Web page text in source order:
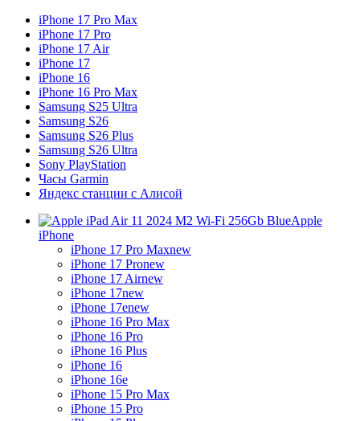
iPhone 17 Pro Max
iPhone 17 Pro
iPhone 17 Air
iPhone 17
iPhone 16
iPhone 16 Pro Max
Samsung S25 Ultra
Samsung S26
Samsung S26 Plus
Samsung S26 Ultra
Sony PlayStation
Часы Garmin
Яндекс станции с Алисой
Apple
iPhone
iPhone 17 Pro Maxnew
iPhone 17 Pronew
iPhone 17 Airnew
iPhone 17new
iPhone 17enew
iPhone 16 Pro Max
iPhone 16 Pro
iPhone 16 Plus
iPhone 16
iPhone 16e
iPhone 15 Pro Max
iPhone 15 Pro